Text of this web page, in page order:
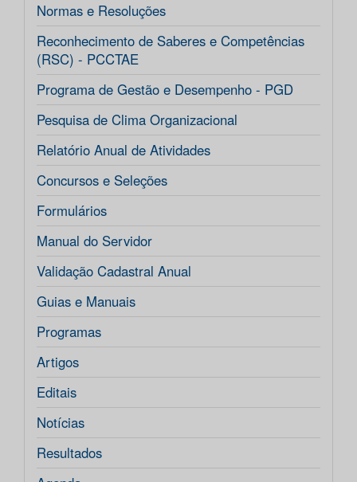
Normas e Resoluções
Reconhecimento de Saberes e Competências
(RSC) - PCCTAE
Programa de Gestão e Desempenho - PGD
Pesquisa de Clima Organizacional
Relatório Anual de Atividades
Concursos e Seleções
Formulários
Manual do Servidor
Validação Cadastral Anual
Guias e Manuais
Programas
Artigos
Editais
Notícias
Resultados